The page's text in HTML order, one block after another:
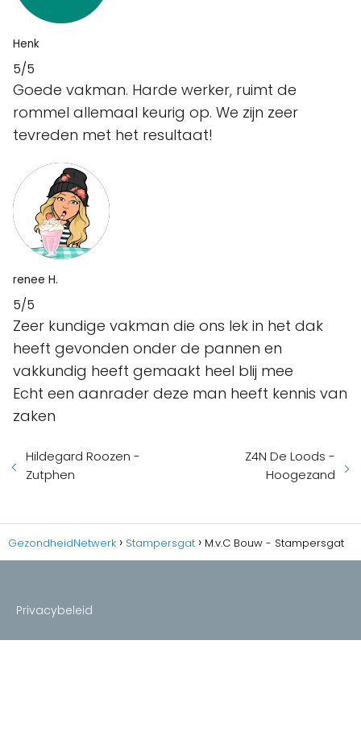
Henk
5/5
Goede vakman. Harde werker, ruimt de
rommel allemaal keurig op. We zijn zeer
tevreden met het resultaat!
renee H.
5/5
Zeer kundige vakman die ons lek in het dak
heeft gevonden onder de pannen en
vakkundig heeft gemaakt heel blij mee
Echt een aanrader deze man heeft kennis van
zaken
Hildegard Roozen -
Zutphen
Z4N De Loods -
Hoogezand
GezondheidNetwerk Stampersgat M.v.C Bouw - Stampersgat
Privacybeleid